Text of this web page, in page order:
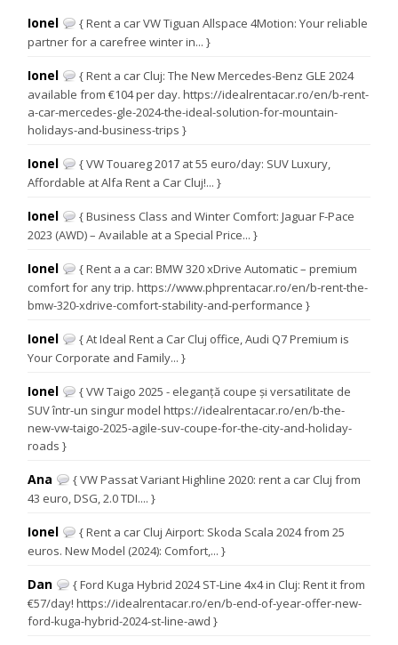
Ionel
{ Rent a car VW Tiguan Allspace 4Motion: Your reliable
partner for a carefree winter in... }
Ionel
{ Rent a car Cluj: The New Mercedes-Benz GLE 2024
available from €104 per day. https://idealrentacar.ro/en/b-rent-
a-car-mercedes-gle-2024-the-ideal-solution-for-mountain-
holidays-and-business-trips }
Ionel
{ VW Touareg 2017 at 55 euro/day: SUV Luxury,
Affordable at Alfa Rent a Car Cluj!... }
Ionel
{ Business Class and Winter Comfort: Jaguar F-Pace
2023 (AWD) – Available at a Special Price... }
Ionel
{ Rent a a car: BMW 320 xDrive Automatic – premium
comfort for any trip. https://www.phprentacar.ro/en/b-rent-the-
bmw-320-xdrive-comfort-stability-and-performance }
Ionel
{ At Ideal Rent a Car Cluj office, Audi Q7 Premium is
Your Corporate and Family... }
Ionel
{ VW Taigo 2025 - eleganță coupe și versatilitate de
SUV într-un singur model https://idealrentacar.ro/en/b-the-
new-vw-taigo-2025-agile-suv-coupe-for-the-city-and-holiday-
roads }
Ana
{ VW Passat Variant Highline 2020: rent a car Cluj from
43 euro, DSG, 2.0 TDI.... }
Ionel
{ Rent a car Cluj Airport: Skoda Scala 2024 from 25
euros. New Model (2024): Comfort,... }
Dan
{ Ford Kuga Hybrid 2024 ST-Line 4x4 in Cluj: Rent it from
€57/day! https://idealrentacar.ro/en/b-end-of-year-offer-new-
ford-kuga-hybrid-2024-st-line-awd }